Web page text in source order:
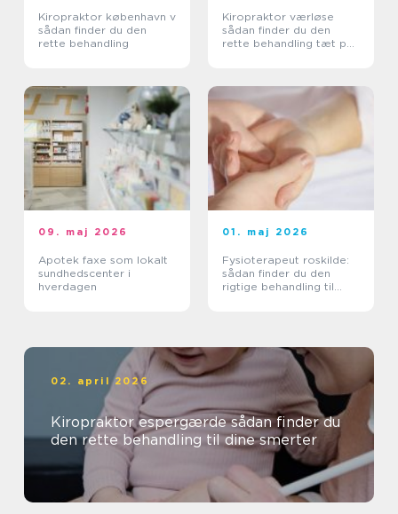
Kiropraktor københavn v
sådan finder du den
rette behandling
Kiropraktor værløse
sådan finder du den
rette behandling tæt på
09. maj 2026
Apotek faxe som lokalt
sundhedscenter i
hverdagen
01. maj 2026
Fysioterapeut roskilde:
sådan finder du den
rigtige behandling til
02. april 2026
Kiropraktor espergærde sådan finder du
den rette behandling til dine smerter